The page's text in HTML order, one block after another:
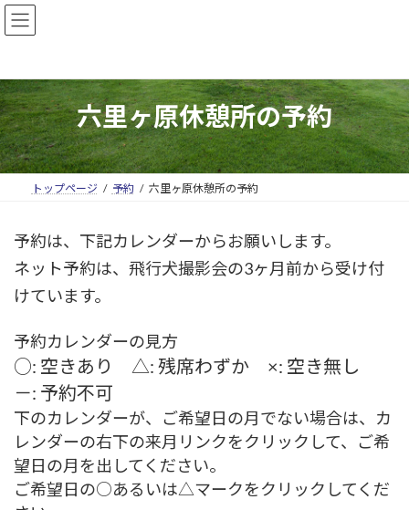
六里ヶ原休憩所の予約
トップページ 予約 六里ヶ原休憩所の予約
予約は、下記カレンダーからお願いします。
ネット予約は、飛行犬撮影会の3ヶ月前から受け付
けています。
予約カレンダーの見方
○: 空きあり △: 残席わずか ×: 空き無し
－: 予約不可
下のカレンダーが、ご希望日の月でない場合は、カ
レンダーの右下の来月リンクをクリックして、ご希
望日の月を出してください。
ご希望日の○あるいは△マークをクリックしてくだ